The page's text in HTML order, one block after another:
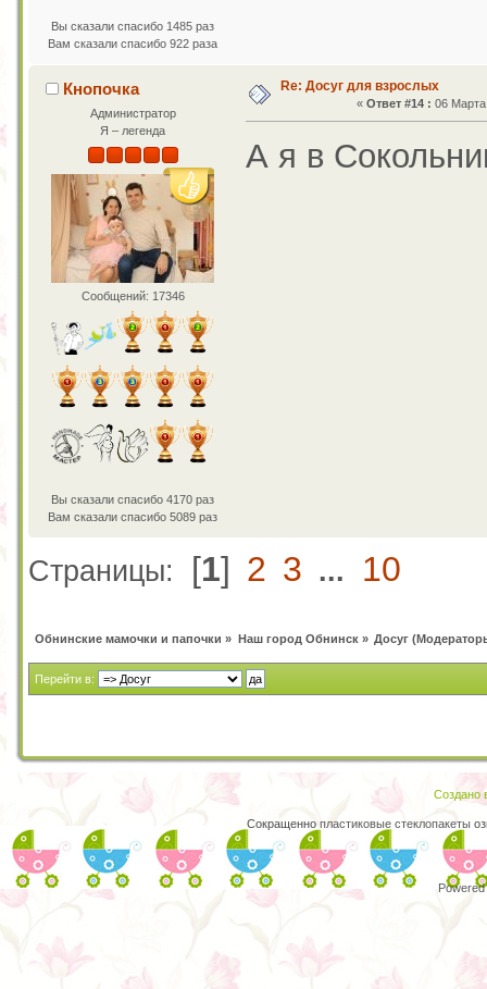
Вы сказали спасибо 1485 раз
Вам сказали спасибо 922 раза
Кнопочка
Администратор
Я – легенда
Сообщений: 17346
Вы сказали спасибо 4170 раз
Вам сказали спасибо 5089 раз
Re: Досуг для взрослых
«Ответ #14 : 06
А я в
Страницы: [1] 2 3 ... 10
Обнинские мамочки и папочки » Наш город Обнинск» Досуг
Перейти в:
Создано
Сокращенно пластиковые стеклопакеты